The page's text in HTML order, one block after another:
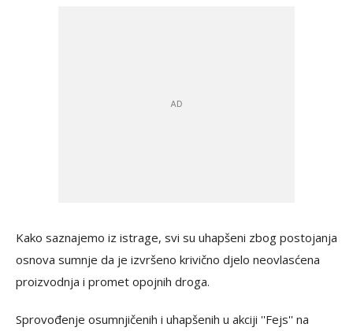
Kako saznajemo iz istrage, svi su uhapšeni zbog postojanja
osnova sumnje da je izvršeno krivično djelo neovlasćena
proizvodnja i promet opojnih droga.
Sprovođenje osumnjičenih i uhapšenih u akciji ''Fejs'' na